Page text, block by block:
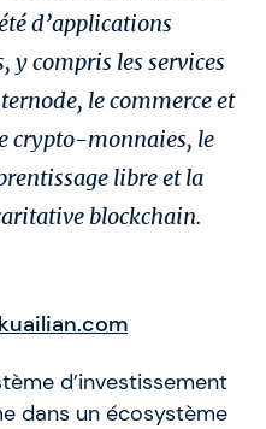
d’applications
y compris les services
le commerce et
crypto-monnaies, le
libre et la
blockchain.
d’investissement
dans un écosystème